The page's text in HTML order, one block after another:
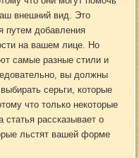
внешний вид. Это
путем добавления
на вашем лице. Но
самые разные стили и
вы должны
серьги, которые
что только некоторые
статья рассказывает о
льстят вашей форме